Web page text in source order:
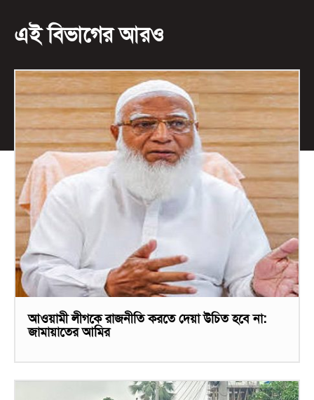
এই বিভাগের আরও
আওয়ামী লীগকে রাজনীতি করতে দেয়া উচিত হবে না:
জামায়াতের আমির